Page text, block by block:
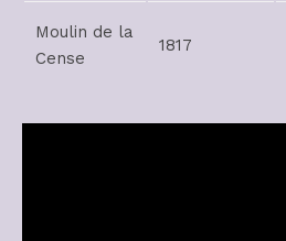
Moulin de la
Cense
1817